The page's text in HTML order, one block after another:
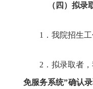
（四）
1．我院招生
2 ．拟录取者
免服务系统”确认